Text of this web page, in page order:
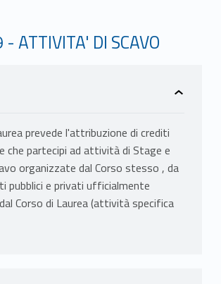
ATTIVITA' DI SCAVO
prevede l'attribuzione di crediti
che partecipi ad attività di Stage e
organizzate dal Corso stesso , da
pubblici e privati ufficialmente
Corso di Laurea (attività specifica